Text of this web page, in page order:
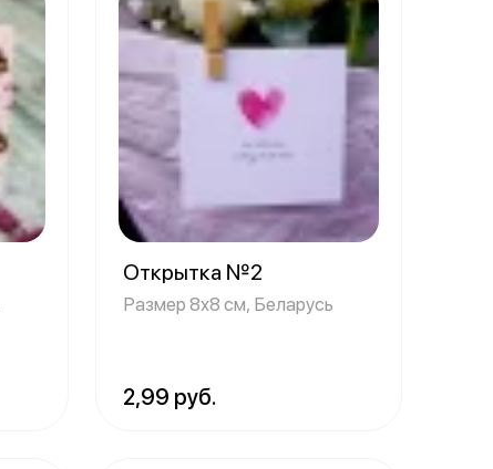
Открытка №2
Размер 8х8 см, Беларусь
2,99 руб.